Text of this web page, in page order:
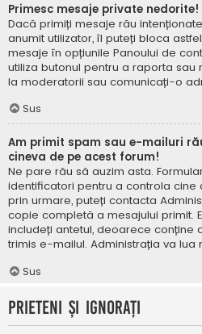
Primesc mesaje private nedorite!
Dacă primiți mesaje rău
anumit utilizator, îl puteți bloca
mesaje în opțiunile Panoului de
utiliza butonul pentru a raporta
la moderatorii sau comunicați-o
Sus
Am primit spam sau e-mailuri
cineva de pe acest forum!
Ne pare rău să auzim asta.
identificatori pentru a controla cine
prin urmare, puteți contacta
copie completă a mesajului primit.
includeți antetul, deoarece conține
trimis e-mailul. Administrația va lua
Sus
Prieteni și ignorați